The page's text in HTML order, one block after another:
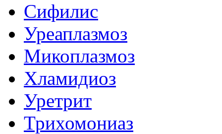
Сифилис
Уреаплазмоз
Микоплазмоз
Хламидиоз
Уретрит
Трихомониаз